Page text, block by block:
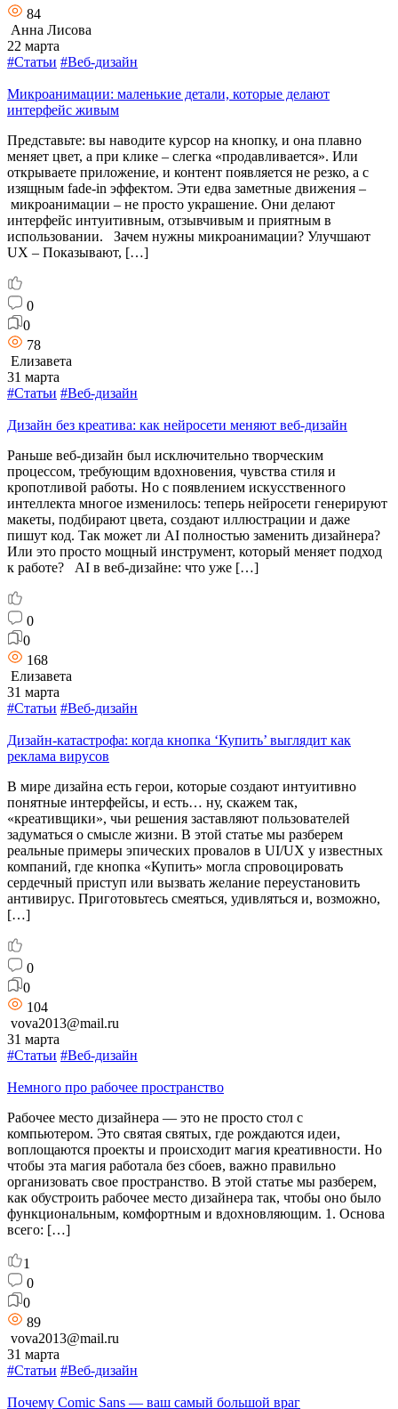
84
Анна Лисова
22 марта
#Статьи #Веб-дизайн
Микроанимации: маленькие детали, которые делают
интерфейс живым
Представьте: вы наводите курсор на кнопку, и она плавно
меняет цвет, а при клике – слегка «продавливается». Или
открываете приложение, и контент появляется не резко, а с
изящным fade-in эффектом. Эти едва заметные движения –
микроанимации – не просто украшение. Они делают
интерфейс интуитивным, отзывчивым и приятным в
использовании. Зачем нужны микроанимации? Улучшают
UX – Показывают, […]
0
0
78
Елизавета
31 марта
#Статьи #Веб-дизайн
Дизайн без креатива: как нейросети меняют веб-дизайн
Раньше веб-дизайн был исключительно творческим
процессом, требующим вдохновения, чувства стиля и
кропотливой работы. Но с появлением искусственного
интеллекта многое изменилось: теперь нейросети генерируют
макеты, подбирают цвета, создают иллюстрации и даже
пишут код. Так может ли AI полностью заменить дизайнера?
Или это просто мощный инструмент, который меняет подход
к работе? AI в веб-дизайне: что уже […]
0
0
168
Елизавета
31 марта
#Статьи #Веб-дизайн
Дизайн-катастрофа: когда кнопка ‘Купить’ выглядит как
реклама вирусов
В мире дизайна есть герои, которые создают интуитивно
понятные интерфейсы, и есть… ну, скажем так,
«креативщики», чьи решения заставляют пользователей
задуматься о смысле жизни. В этой статье мы разберем
реальные примеры эпических провалов в UI/UX у известных
компаний, где кнопка «Купить» могла спровоцировать
сердечный приступ или вызвать желание переустановить
антивирус. Приготовьтесь смеяться, удивляться и, возможно,
[…]
0
0
104
vova2013@mail.ru
31 марта
#Статьи #Веб-дизайн
Немного про рабочее пространство
Рабочее место дизайнера — это не просто стол с
компьютером. Это святая святых, где рождаются идеи,
воплощаются проекты и происходит магия креативности. Но
чтобы эта магия работала без сбоев, важно правильно
организовать свое пространство. В этой статье мы разберем,
как обустроить рабочее место дизайнера так, чтобы оно было
функциональным, комфортным и вдохновляющим. 1. Основа
всего: […]
1
0
0
89
vova2013@mail.ru
31 марта
#Статьи #Веб-дизайн
Почему Comic Sans — ваш самый большой враг